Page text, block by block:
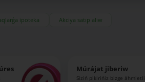
ipoteka
Akciya satıp alıw
Múrájat jiberiw
Siziń pikirińiz bizge áhmietli